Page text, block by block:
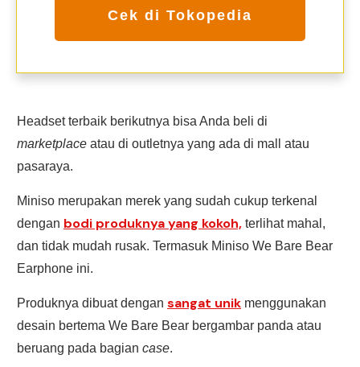
Cek di Tokopedia
Headset terbaik berikutnya bisa Anda beli di
marketplace atau di outletnya yang ada di mall atau
pasaraya.
Miniso merupakan merek yang sudah cukup terkenal
dengan bodi produknya yang kokoh, terlihat mahal,
dan tidak mudah rusak. Termasuk Miniso We Bare Bear
Earphone ini.
Produknya dibuat dengan sangat unik menggunakan
desain bertema We Bare Bear bergambar panda atau
beruang pada bagian case.